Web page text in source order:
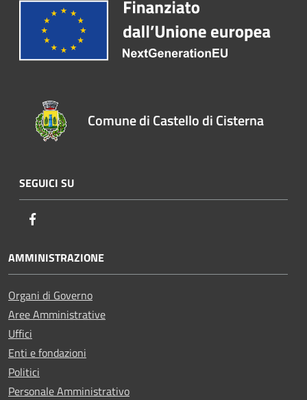
Comune di Castello di Cisterna
SEGUICI SU
AMMINISTRAZIONE
Organi di Governo
Aree Amministrative
Uffici
Enti e fondazioni
Politici
Personale Amministrativo